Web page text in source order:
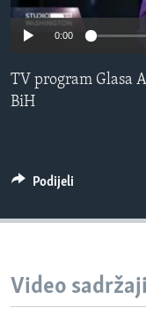
MAGAZIN
Learning English
Jezici
0:00
TV program Glasa
BiH
Podijeli
Video sadržaji